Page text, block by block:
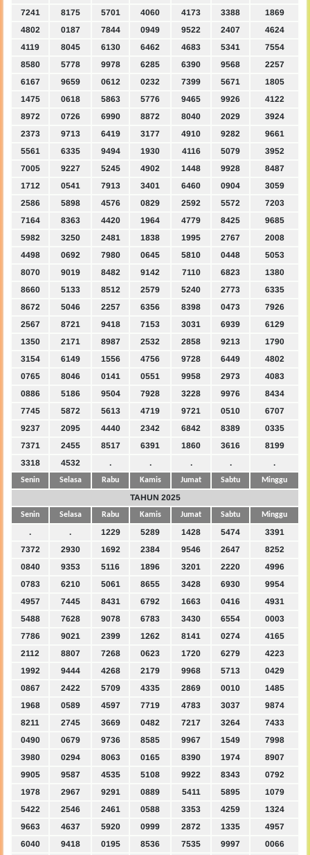
7241 8175 5701 4060 4173 3388
1869
4802
0187 7844 0949 9522 2407
4624
4119
8045 6130 6462 4683 5341
7554
8580
5778 9978 6285 6390 9568
2257
6167
9659 0612 0232 7399 5671
1805
1475
0618 5863 5776 9465 9926
4122
8972
0726 6990 8872 8040 2029
3924
2373
9713 6419 3177 4910 9282
9661
5561
6335 9494 1930 4116 5079
3952
7005
9227 5245 4902 1448 9928
8487
1712
0541 7913 3401 6460 0904
3059
2586
5898 4576 0829 2592 5572
7203
7164
8363 4420 1964 4779 8425
9685
5982
3250 2481 1838 1995 2767
2008
4498
0692 7980 0645 5810 0448
5053
8070
9019 8482 9142 7110 6823
1380
8660
5133 8512 2579 5240 2773
6335
8672
5046 2257 6356 8398 0473
7926
2567
8721 9418 7153 3031 6939
6129
1350
2171 8987 2532 2858 9213
1790
3154
6149 1556 4756 9728 6449
4802
0765
8046 0141 0551 9958 2973
4083
0886
5186 9504 7928 3228 9976
8434
7745
5872 5613 4719 9721 0510
6707
9237
2095 4440 2342 6842 8389
0335
7371
2455 8517 6391 1860 3616
8199
3318
4532 . . . . .
Senin Selasa Rabu Kamis Jumat Sabtu Minggu
TAHUN 2025
Senin Selasa Rabu Kamis Jumat Sabtu Minggu
. . 1229 5289 1428 5474
3391
7372
2930 1692 2384 9546 2647
8252
0840
9353 5116 1896 3201 2220
4996
0783
6210 5061 8655 3428 6930
9954
4957
7445 8431 6792 1663 0416
4931
5488
7628 9078 6783 3430 6554
0003
7786
9021 2399 1262 8141 0274
4165
2112
8807 7268 0623 1720 6279
4223
1992
9444 4268 2179 9968 5713
0429
0867
2422 5709 4335 2869 0010
1485
1968
0589 4597 7719 4783 3037
9874
8211
2745 3669 0482 7217 3264
7433
0490
0679 9736 8585 9967 1549
7998
3980
0294 8063 0165 8390 1974
8907
9905
9587 4535 5108 9922 8343
0792
1978
2967 9291 0889 5411 5895
1079
5422
2546 2461 0588 3353 4259
1324
9663
4637 5920 0999 2872 1335
4957
6040
9418 0195 8536 7535 9997
0066